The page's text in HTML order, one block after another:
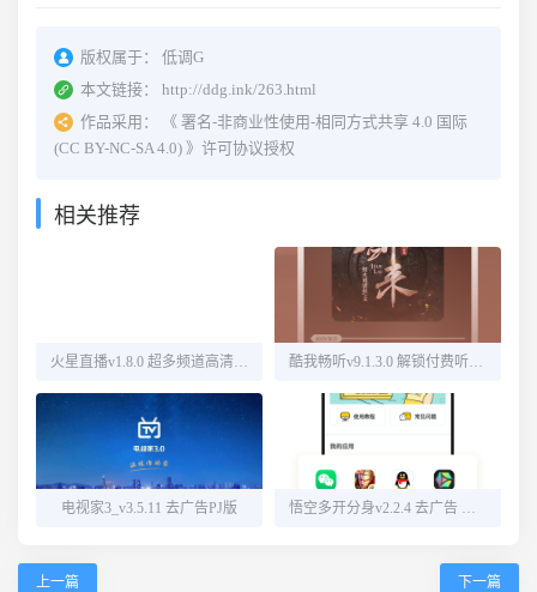
版权属于：
低调G
本文链接：
http://ddg.ink/263.html
作品采用：
《 署名-非商业性使用-相同方式共享 4.0 国际
(CC BY-NC-SA 4.0) 》许可协议授权
相关推荐
火星直播v1.8.0 超多频道高清直播 酷我畅听v9.1.3.0 解锁付费听书源
电视家3_v3.5.11 去广告PJ版 悟空多开分身v2.2.4 去广告 解锁会员
上一篇 下一篇